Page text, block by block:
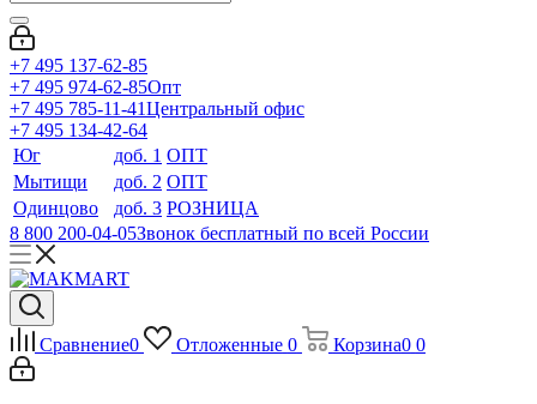
+7 495 137-62-85
+7 495 974-62-85Опт
+7 495 785-11-41Центральный офис
+7 495 134-42-64
Юг
доб. 1 ОПТ
Мытищи
доб. 2 ОПТ
Одинцово
доб. 3 РОЗНИЦА
8 800 200-04-05Звонок бесплатный по всей России
Сравнение0 Отложенные 0 Корзина0 0